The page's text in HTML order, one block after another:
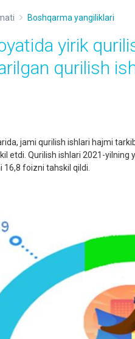
Boshqarma yangiliklari
yirik
qurilish
jami qurilish ishlari hajmi
etdi. Qurilish ishlari 2021-
foizni tahskil qildi.